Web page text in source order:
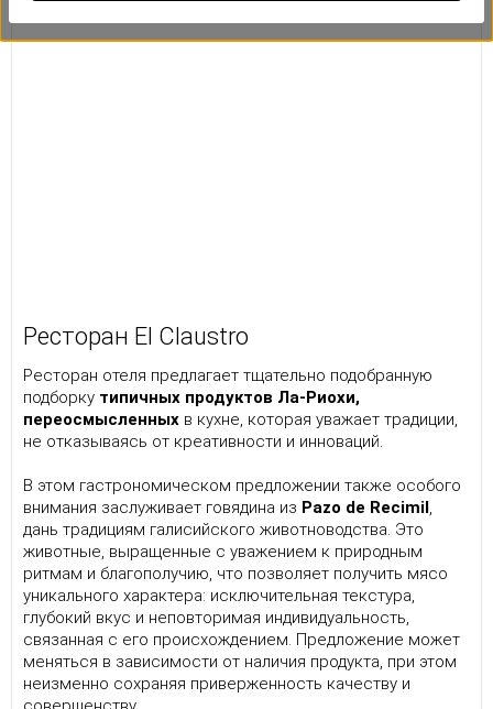
Ресторан El Claustro
Ресторан отеля предлагает тщательно подобранную
подборку типичных продуктов Ла-Риохи,
переосмысленных в кухне, которая уважает традиции,
не отказываясь от креативности и инноваций.
В этом гастрономическом предложении также особого
внимания заслуживает говядина из Pazo de Recimil,
дань традициям галисийского животноводства. Это
животные, выращенные с уважением к природным
ритмам и благополучию, что позволяет получить мясо
уникального характера: исключительная текстура,
глубокий вкус и неповторимая индивидуальность,
связанная с его происхождением. Предложение может
меняться в зависимости от наличия продукта, при этом
неизменно сохраняя приверженность качеству и